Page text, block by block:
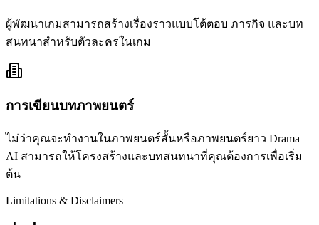
ผู้พัฒนาเกมสามารถสร้างเรื่องราวแบบโต้ตอบ ภารกิจ และบท
สนทนาสำหรับตัวละครในเกม
การเขียนบทภาพยนตร์
ไม่ว่าคุณจะทำงานในภาพยนตร์สั้นหรือภาพยนตร์ยาว Drama
AI สามารถให้โครงสร้างและบทสนทนาที่คุณต้องการเพื่อเริ่ม
ต้น
Limitations & Disclaimers